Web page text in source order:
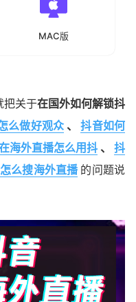
MAC版
把关于在国外如何解锁抖
么做好观众 、
抖音如何
海外直播怎么用抖 、
抖
么搜海外直播 的问题说